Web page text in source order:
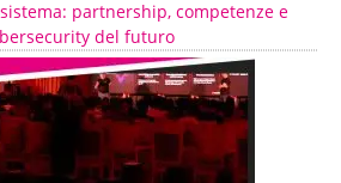
partnership, competenze e
del futuro